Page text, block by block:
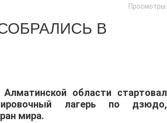
Просмотры:
В
области стартовал
лагерь по дзюдо,
мира.